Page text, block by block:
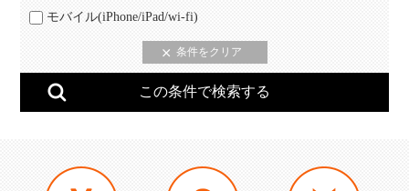
モバイル(iPhone/iPad/wi-fi)